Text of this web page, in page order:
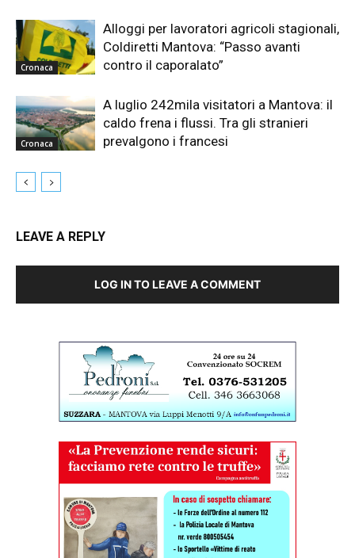
Cronaca
Alloggi per lavoratori agricoli stagionali,
Coldiretti Mantova: “Passo avanti
contro il caporalato”
Cronaca
A luglio 242mila visitatori a Mantova: il
caldo frena i flussi. Tra gli stranieri
prevalgono i francesi
LEAVE A REPLY
LOG IN TO LEAVE A COMMENT